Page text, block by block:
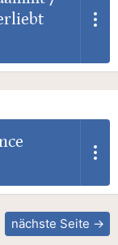
nächste Seite →